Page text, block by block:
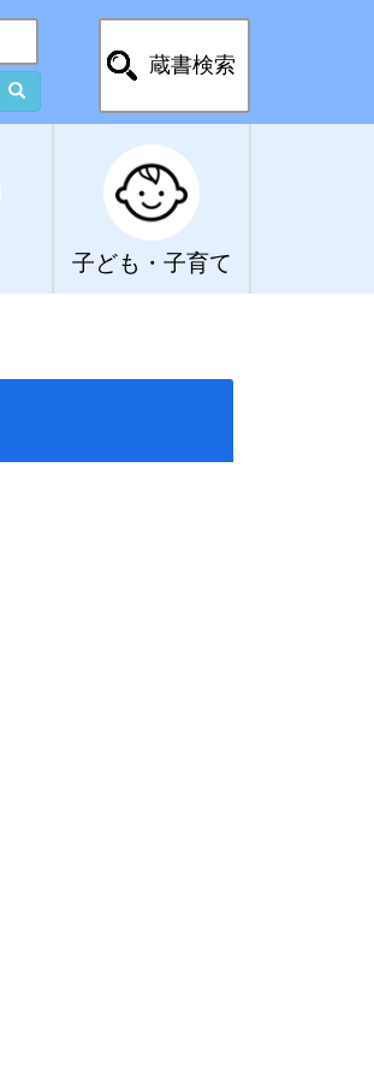
蔵書検索
子ども・子育て